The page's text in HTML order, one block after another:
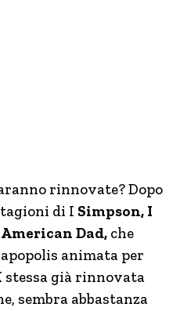
rinnovate? Dopo
di I Simpson, I
American Dad, che
animata per
stessa già rinnovata
sembra abbastanza